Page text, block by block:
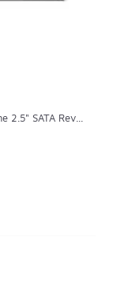
SATA Rev...